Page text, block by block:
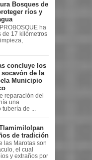
Bosques de
ríos y
ha
de 17 kilómetros
concluye los
de la
Municipio
reparación del
una
tubería de ...
de tradición
las Marotas son
el cual
y extraños por